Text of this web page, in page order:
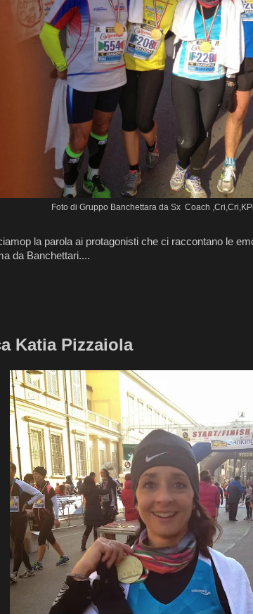
Foto di Gruppo Banchettara da Sx Coach
la parola ai protagonisti che ci raccontano le
da Banchettari....
Katia Pizzaiola